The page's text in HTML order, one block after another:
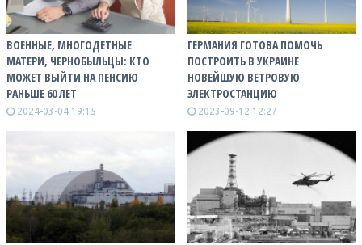
ВОЕННЫЕ, МНОГОДЕТНЫЕ
МАТЕРИ, ЧЕРНОБЫЛЬЦЫ: КТО
МОЖЕТ ВЫЙТИ НА ПЕНСИЮ
РАНЬШЕ 60 ЛЕТ
2024-03-04 19:15
ГЕРМАНИЯ ГОТОВА ПОМОЧЬ
ПОСТРОИТЬ В УКРАИНЕ
НОВЕЙШУЮ ВЕТРОВУЮ
ЭЛЕКТРОСТАНЦИЮ
2023-09-12 12:27